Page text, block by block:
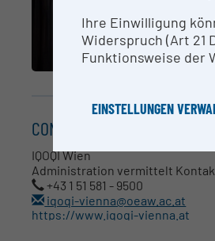
CONTACT
IQOQI Wien
Administration vermittelt
+43 1 51 581 - 9500
iqoqi-vienna@oeaw.ac.at
https://www.iqoqi-vienna.at
Ihre Einwilligung
Widerspruch (Art 21
Funktionsweise der
EINSTELLUNGEN